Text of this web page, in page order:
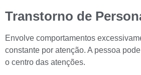
Transtorno de
Envolve comportamentos
constante por atenção. A pessoa
o centro das atenções.